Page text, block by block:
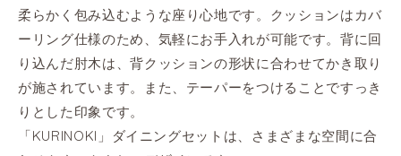
柔らかく包み込むような座り心地です。クッションはカバ
ーリング仕様のため、気軽にお手入れが可能です。背に回
り込んだ肘木は、背クッションの形状に合わせてかき取り
が施されています。また、テーパーをつけることですっき
りとした印象です。
「KURINOKI」ダイニングセットは、さまざまな空間に合